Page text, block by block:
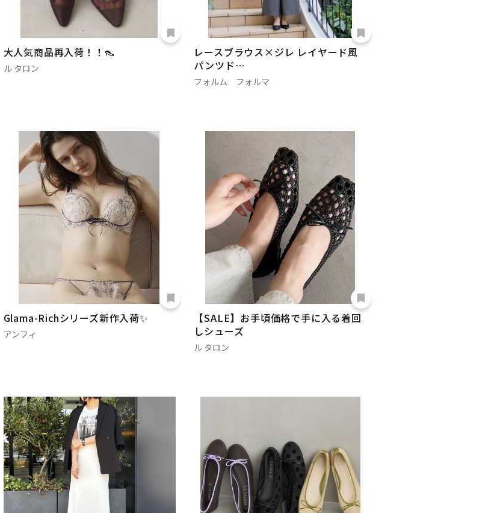
大人気商品再入荷！！👠
ル タロン
レースブラウス×ジレ レイヤード風
パンツド…
フォルム フォルマ
Glama-Richシリーズ新作入荷✨
アンフィ
【SALE】お手頃価格で手に入る着回
しシューズ
ル タロン